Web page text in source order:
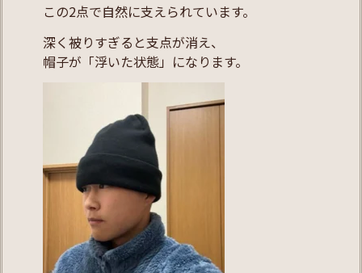
この2点で自然に支えられています。
深く被りすぎると支点が消え、
帽子が「浮いた状態」になります。